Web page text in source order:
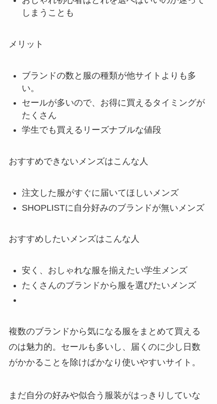
しまうことも
メリット
ブランドの数と服の種類が他サイトよりも多
い。
セールが多いので、お得に買えるタイミングが
たくさん
学生でも買えるリーズナブルな値段
おすすめできないメンズはこんな人
注文した服がすぐに届いてほしいメンズ
SHOPLISTに自分好みのブランドが無いメンズ
おすすめしたいメンズはこんな人
安く、おしゃれな服を揃えたい学生メンズ
たくさんのブランドから服を選びたいメンズ
複数のブランドから気になる服をまとめて買える
のは魅力的。セールも多いし、届くのに少し日数
がかかることを除けばかなり使いやすいサイト。
まだ自分の好みや似合う服装がはっきりしていな